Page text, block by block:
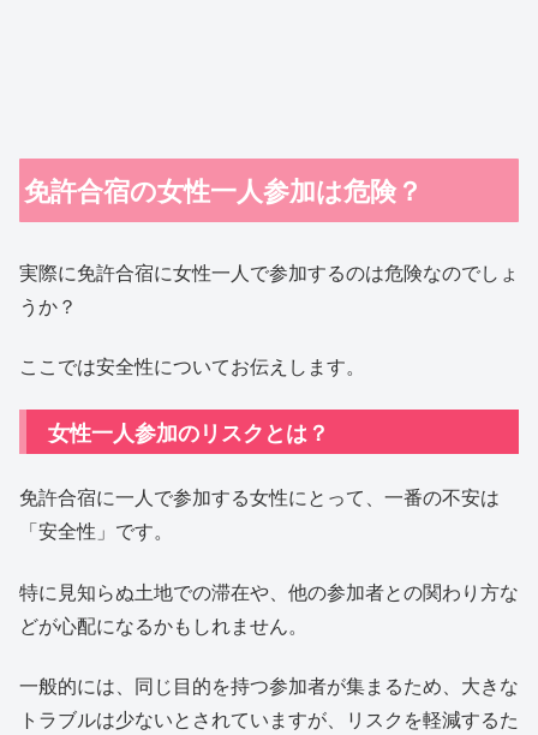
免許合宿の女性一人参加は危険？
実際に免許合宿に女性一人で参加するのは危険なのでしょ
うか？
ここでは安全性についてお伝えします。
女性一人参加のリスクとは？
免許合宿に一人で参加する女性にとって、一番の不安は
「安全性」です。
特に見知らぬ土地での滞在や、他の参加者との関わり方な
どが心配になるかもしれません。
一般的には、同じ目的を持つ参加者が集まるため、大きな
トラブルは少ないとされていますが、リスクを軽減するた